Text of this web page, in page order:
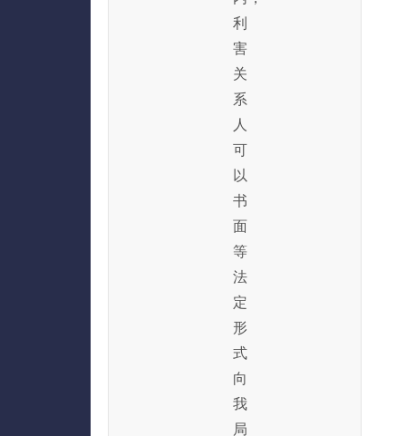
利
害
关
系
人
可
以
书
面
等
法
定
形
式
向
我
局